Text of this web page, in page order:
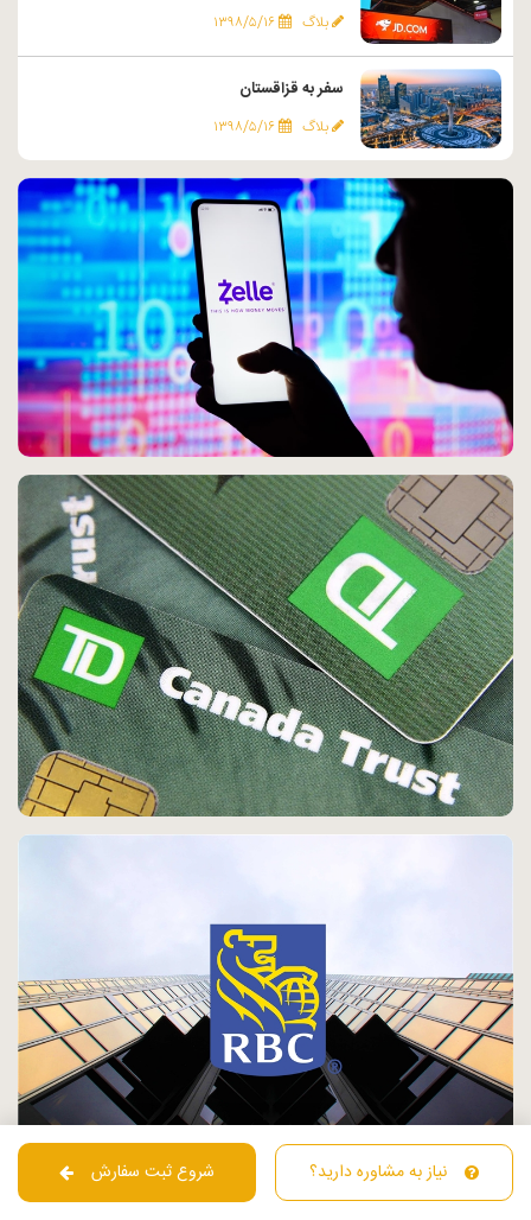
نیاز به مشاوره دارید؟ شروع ثبت سفارش
بلاگ ۱۳۹۸/۵/۱۶
سفر به قزاقستان
بلاگ ۱۳۹۸/۵/۱۶